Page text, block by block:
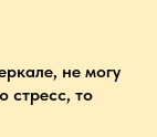
не могу
стресс, то